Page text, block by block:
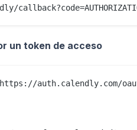
un token de acceso
auth.calendly.com/